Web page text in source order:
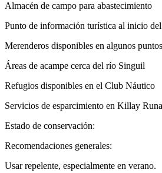
Almacén de campo para abastecimiento
Punto de información turística al inicio
Merenderos disponibles en algunos puntos
Áreas de acampe cerca del río Singuil
Refugios disponibles en el Club Náutico
Servicios de esparcimiento en Killay
Estado de conservación:
Recomendaciones generales:
Usar repelente, especialmente en verano.